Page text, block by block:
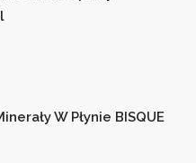
W Płynie BISQUE